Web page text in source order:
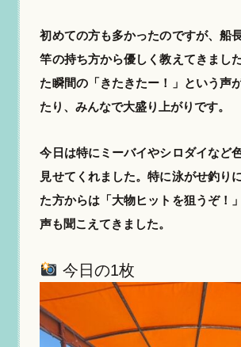
初めての方も多かったのですが、船
竿の持ち方から優しく教えてきまし
た瞬間の「きたきたー！」という声
たり、みんなで大盛り上がりです。
今日は特にミーバイやシロダイなど
見せてくれました。特に泳がせ釣り
た方からは「大物ヒットを狙うぞ！
声も聞こえてきました。
今日の1枚